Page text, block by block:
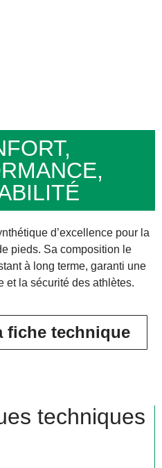
d’excellence pour la
pieds. Sa composition le
à long terme, garanti une
et la sécurité des athlètes.
fiche technique
techniques